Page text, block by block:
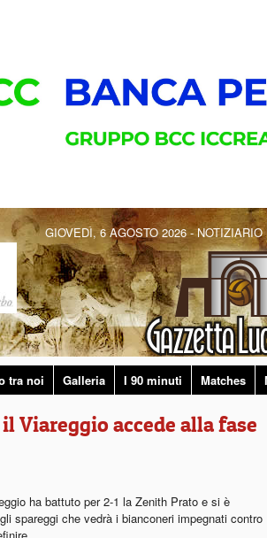
GIOVEDÌ, 6 AGOSTO 2026 -
tra noi Galleria I 90 minuti Matches
Viareggio accede alla fase
ha battuto per 2-1 la Zenith Prato e si è
spareggi che vedrà i bianconeri impegnati contro